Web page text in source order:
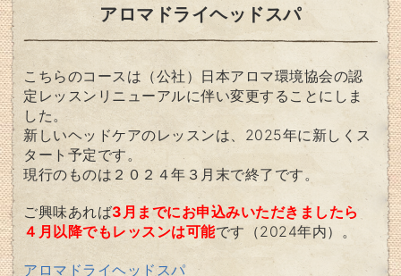
アロマドライヘッドスパ
こちらのコースは（公社）日本アロマ環境協会の認
定レッスンリニューアルに伴い変更することにしま
した。
新しいヘッドケアのレッスンは、2025年に新しくス
タート予定です。
現行のものは２０２４年３月末で終了です。
ご興味あれば3月までにお申込みいただきましたら
４月以降でもレッスンは可能です（2024年内）。
アロマドライヘッドスパ